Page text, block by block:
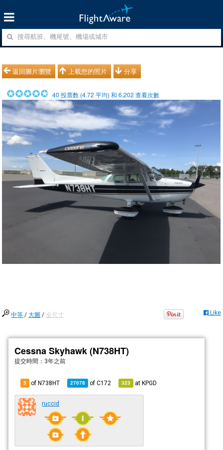
返回圖片瀏覽 上載您的照片 分享
40 投票数 (4.72 平均) 和6,202 查看次數
中等 /大圖 / 全尺寸 Like
Cessna Skyhawk (N738HT)
提交時間： 3年之前
5 of N738HT 27078 ofC172 323 atKPGD
ruccid